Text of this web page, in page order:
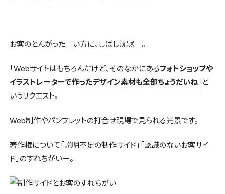
お客のとんがった言い方に、しばし沈黙―。
「Webサイトはもちろんだけど、そのなかにあるフォトショップや
イラストレーターで作ったデザイン素材も全部ちょうだいね 」と
いうリクエスト。
Web制作やパンフレットの打合せ現場で見られる光景です。
著作権について「説明不足の制作サイド」「認識のないお客サイ
ド」のすれちがいー。